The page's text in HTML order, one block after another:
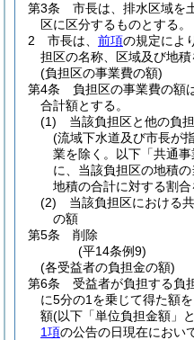
第3条
市長は、排水区域を
区に区分するものとする。
2
市長は、 前項の規定によ
担区の名称、区域及び地積
(負担区の事業費の額)
第4条
負担区の事業費の額
合計額とする。
(1)
当該負担区と他の負
(流域下水道及び市長が
業を除く。以下「共通
に、当該負担区の地積
地積の合計に対する割
(2)
当該負担区における
の額
第5条
削除
(平14条例9)
(各受益者の負担金の額)
第6条
受益者が負担する負
に5分の1を乗じて得た額
額(以下「単位負担金額」
1項の公告の日現在におい